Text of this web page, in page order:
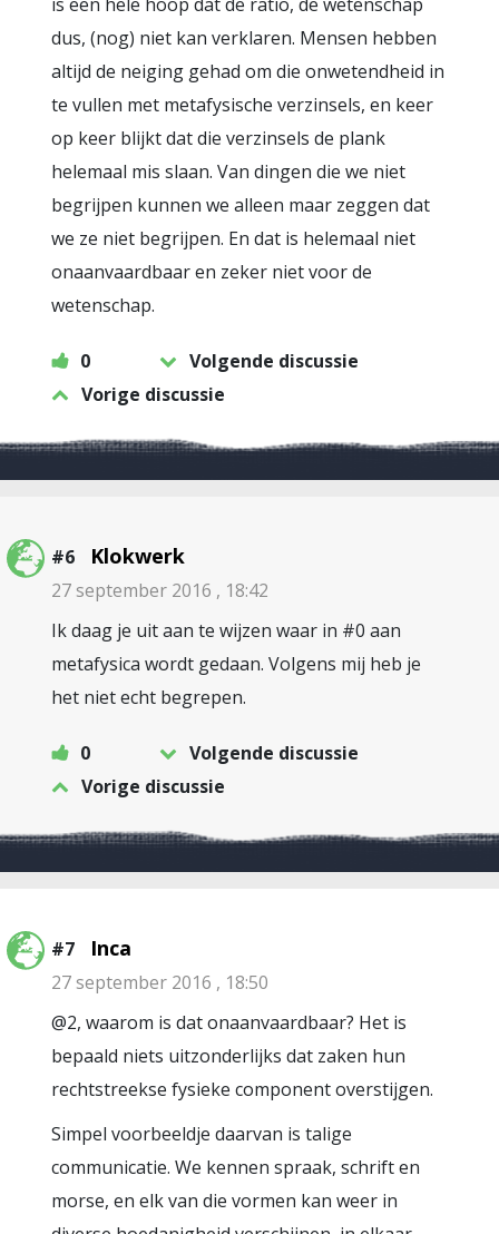
dus, (nog) niet kan verklaren. Mensen hebben
altijd de neiging gehad om die onwetendheid in
te vullen met metafysische verzinsels, en keer
op keer blijkt dat die verzinsels de plank
helemaal mis slaan. Van dingen die we niet
begrijpen kunnen we alleen maar zeggen dat
we ze niet begrijpen. En dat is helemaal niet
onaanvaardbaar en zeker niet voor de
wetenschap.
0
Volgende discussie
Vorige discussie
#6 Klokwerk
27 september 2016 , 18:42
Ik daag je uit aan te wijzen waar in #0 aan
metafysica wordt gedaan. Volgens mij heb je
het niet echt begrepen.
0
Volgende discussie
Vorige discussie
#7 Inca
27 september 2016 , 18:50
@2, waarom is dat onaanvaardbaar? Het is
bepaald niets uitzonderlijks dat zaken hun
rechtstreekse fysieke component overstijgen.
Simpel voorbeeldje daarvan is talige
communicatie. We kennen spraak, schrift en
morse, en elk van die vormen kan weer in